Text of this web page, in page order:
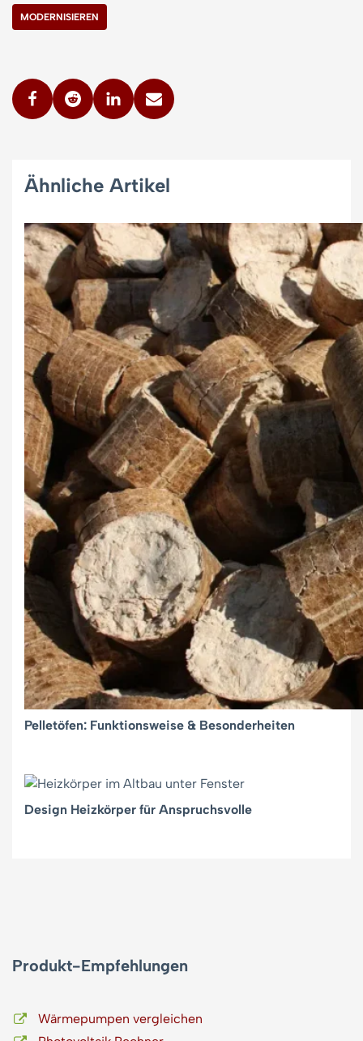
MODERNISIEREN
Ähnliche Artikel
Pelletöfen: Funktionsweise & Besonderheiten
Design Heizkörper für Anspruchsvolle
Produkt-Empfehlungen
Wärmepumpen vergleichen